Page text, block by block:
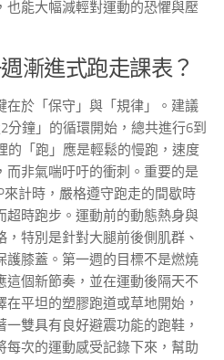
也能大幅減輕對運動的恐懼與壓
漸進式跑走課表？
在於「保守」與「規律」。建議
鐘」的循環開始，總共進行6到
的「跑」應是輕鬆的慢跑，速度
而非氣喘吁吁的衝刺。重要的是
計時，嚴格遵守跑走的間歇時
超時跑步。運動前的動態熱身與
特別是針對大腿前後側肌群、
護膝蓋。第一週的目標不是燃燒
這個新節奏，並在運動後隔天不
平坦的塑膠跑道或草地開始，
雙具有良好避震功能的跑鞋，
每次的運動感受記錄下來，幫助